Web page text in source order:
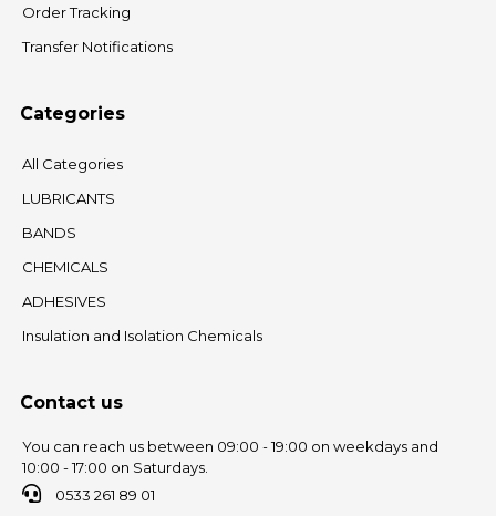
Order Tracking
Transfer Notifications
Categories
All Categories
LUBRICANTS
BANDS
CHEMICALS
ADHESIVES
Insulation and Isolation Chemicals
Contact us
You can reach us between 09:00 - 19:00 on weekdays and
10:00 - 17:00 on Saturdays.
0533 261 89 01